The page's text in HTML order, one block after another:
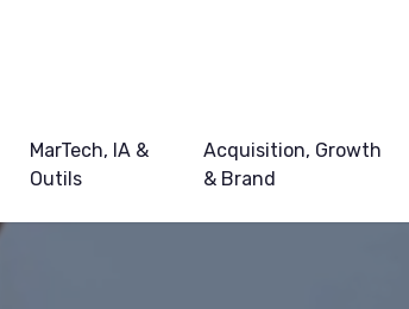
MarTech, IA &
Outils
Acquisition, Growth
& Brand